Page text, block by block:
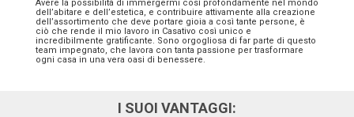
Avere la possibilità di immergermi così profondamente nel mondo
dell’abitare e dell’estetica, e contribuire attivamente alla creazione
dell’assortimento che deve portare gioia a così tante persone, è
ciò che rende il mio lavoro in Casativo così unico e
incredibilmente gratificante. Sono orgogliosa di far parte di questo
team impegnato, che lavora con tanta passione per trasformare
ogni casa in una vera oasi di benessere.
I SUOI VANTAGGI: